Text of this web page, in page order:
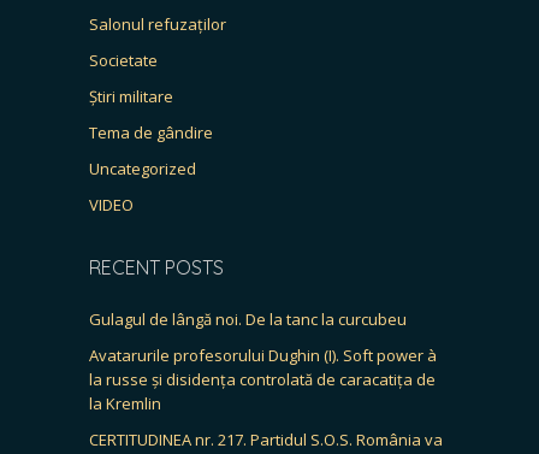
Salonul refuzaților
Societate
Știri militare
Tema de gândire
Uncategorized
VIDEO
RECENT POSTS
Gulagul de lângă noi. De la tanc la curcubeu
Avatarurile profesorului Dughin (I). Soft power à
la russe și disidența controlată de caracatița de
la Kremlin
CERTITUDINEA nr. 217. Partidul S.O.S. România va